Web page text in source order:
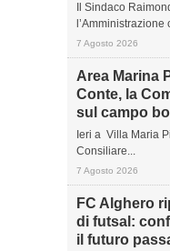
Il Sindaco
7 Agosto 2026
Area Marina
Conte, la
sul campo
Ieri a Villa Maria
Consiliare...
7 Agosto 2026
FC Alghero
di futsal:
il futuro